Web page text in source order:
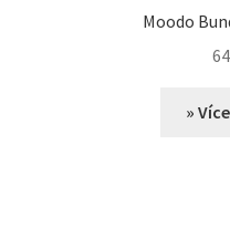
Moodo
»